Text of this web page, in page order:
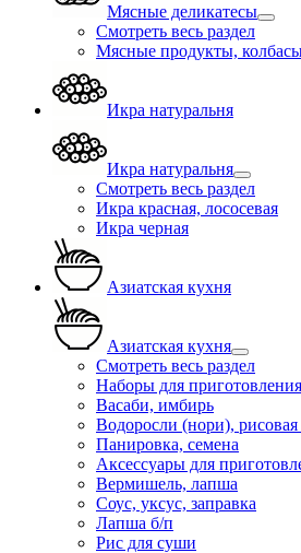
Мясные деликатесы
Смотреть весь раздел
Мясные продукты,
Икра натуральня
Икра натуральня
Смотреть весь раздел
Икра красная, лососевая
Икра черная
Азиатская кухня
Азиатская кухня
Смотреть весь раздел
Наборы для приготовления
Васаби, имбирь
Водоросли (нори), рисовая
Панировка, семена
Аксессуары для
Вермишель, лапша
Соус, уксус, заправка
Лапша б/п
Рис для суши